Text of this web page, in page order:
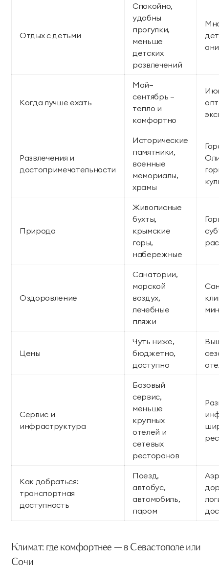
Отдых с детьми
Спокойно,
удобны
прогулки,
меньше
детских
развлечений
Когда лучше ехать
Май–
сентябрь —
тепло и
комфортно
Развлечения и
достопримечательности
Исторические
памятники,
военные
мемориалы,
храмы
Природа
Живописные
бухты,
крымские
горы,
набережные
Оздоровление
Санатории,
морской
воздух,
лечебные
пляжи
Цены
Чуть ниже,
бюджетно,
доступно
Сервис и
инфраструктура
Базовый
сервис,
меньше
крупных
отелей и
сетевых
ресторанов
Как добраться:
транспортная
доступность
Поезд,
автобус,
автомобиль,
паром
Климат: где комфортнее — в Севастополе или
Сочи